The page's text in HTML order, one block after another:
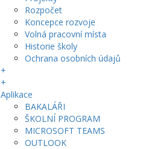
Rozpočet
Koncepce rozvoje
Volná pracovní místa
Historie školy
Ochrana osobních údajů
+
+
Aplikace
BAKALÁŘI
ŠKOLNÍ PROGRAM
MICROSOFT TEAMS
OUTLOOK